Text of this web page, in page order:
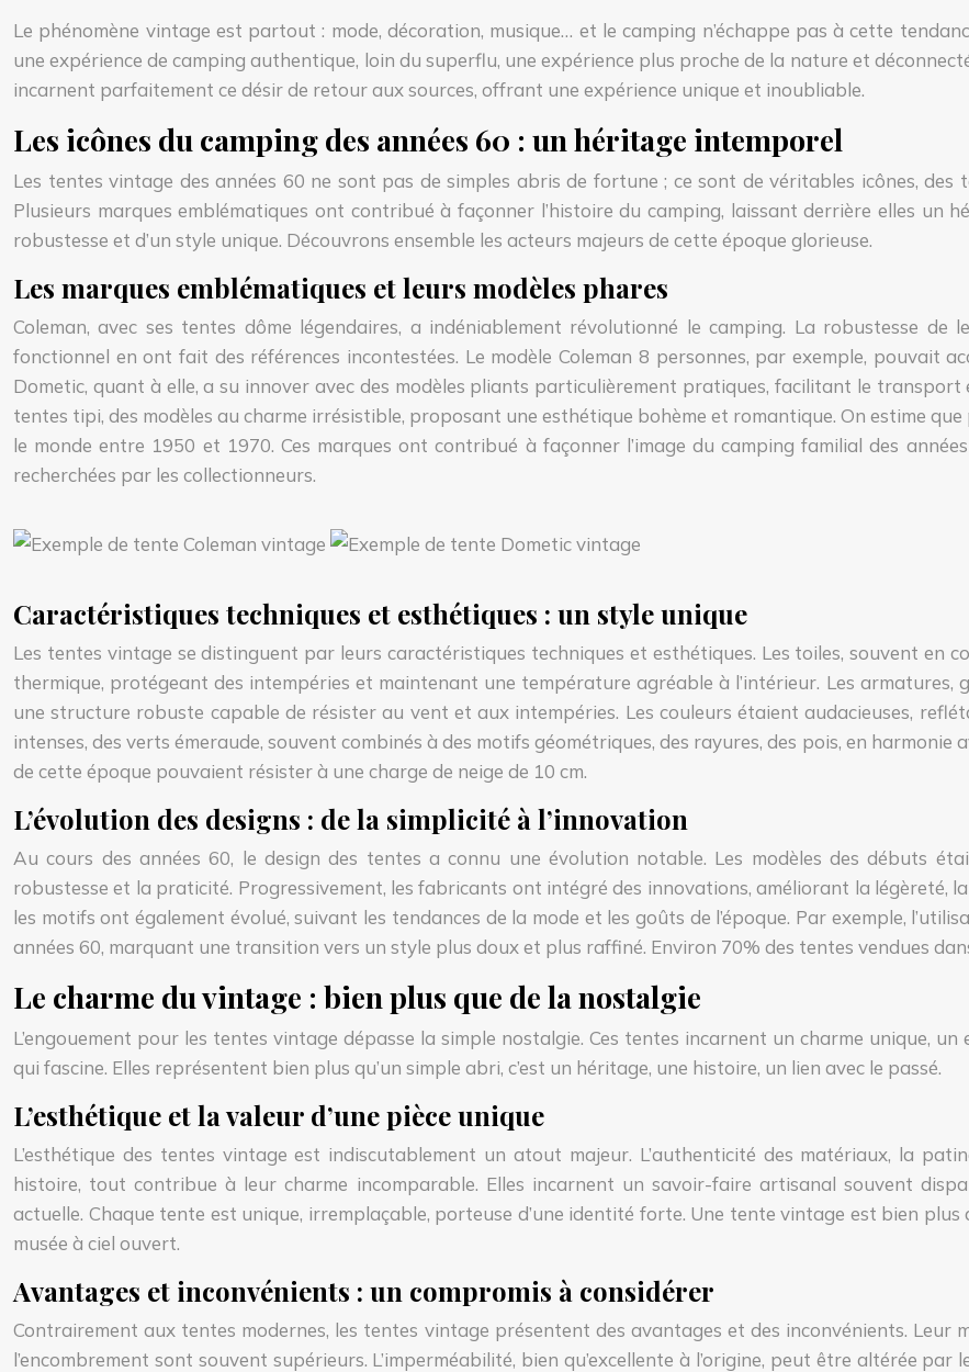
Le phénomène vintage est partout : mode, décoration, musique… et le camping n’échappe pas à cette
une expérience de camping authentique, loin du superflu, une expérience plus proche de la nature et
incarnent parfaitement ce désir de retour aux sources, offrant une expérience unique et inoubliable.
Les icônes du camping des années 60 : un héritage intemporel
Les tentes vintage des années 60 ne sont pas de simples abris de fortune ; ce sont de véritables icônes, des
Plusieurs marques emblématiques ont contribué à façonner l’histoire du camping, laissant derrière elles un
robustesse et d’un style unique. Découvrons ensemble les acteurs majeurs de cette époque glorieuse.
Les marques emblématiques et leurs modèles phares
Coleman, avec ses tentes dôme légendaires, a indéniablement révolutionné le camping. La robustesse
fonctionnel en ont fait des références incontestées. Le modèle Coleman 8 personnes, par exemple, pouvait
Dometic, quant à elle, a su innover avec des modèles pliants particulièrement pratiques, facilitant le transport
tentes tipi, des modèles au charme irrésistible, proposant une esthétique bohème et romantique. On estime
le monde entre 1950 et 1970. Ces marques ont contribué à façonner l’image du camping familial des
recherchées par les collectionneurs.
Caractéristiques techniques et esthétiques : un style unique
Les tentes vintage se distinguent par leurs caractéristiques techniques et esthétiques. Les toiles, souvent en
thermique, protégeant des intempéries et maintenant une température agréable à l’intérieur. Les armatures,
une structure robuste capable de résister au vent et aux intempéries. Les couleurs étaient audacieuses,
intenses, des verts émeraude, souvent combinés à des motifs géométriques, des rayures, des pois, en harmonie
de cette époque pouvaient résister à une charge de neige de 10 cm.
L’évolution des designs : de la simplicité à l’innovation
Au cours des années 60, le design des tentes a connu une évolution notable. Les modèles des débuts
robustesse et la praticité. Progressivement, les fabricants ont intégré des innovations, améliorant la légèreté,
les motifs ont également évolué, suivant les tendances de la mode et les goûts de l’époque. Par exemple,
années 60, marquant une transition vers un style plus doux et plus raffiné. Environ 70% des tentes vendues
Le charme du vintage : bien plus que de la nostalgie
L’engouement pour les tentes vintage dépasse la simple nostalgie. Ces tentes incarnent un charme unique,
qui fascine. Elles représentent bien plus qu’un simple abri, c’est un héritage, une histoire, un lien avec le passé.
L’esthétique et la valeur d’une pièce unique
L’esthétique des tentes vintage est indiscutablement un atout majeur. L’authenticité des matériaux, la
histoire, tout contribue à leur charme incomparable. Elles incarnent un savoir-faire artisanal souvent
actuelle. Chaque tente est unique, irremplaçable, porteuse d’une identité forte. Une tente vintage est bien plus
musée à ciel ouvert.
Avantages et inconvénients : un compromis à considérer
Contrairement aux tentes modernes, les tentes vintage présentent des avantages et des inconvénients.
l’encombrement sont souvent supérieurs. L’imperméabilité, bien qu’excellente à l’origine, peut être altérée